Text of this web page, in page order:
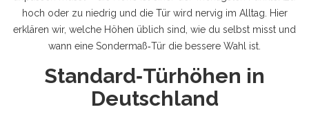
hoch oder zu niedrig und die Tür wird nervig im Alltag. Hier
erklären wir, welche Höhen üblich sind, wie du selbst misst und
wann eine Sondermaß‑Tür die bessere Wahl ist.
Standard‑Türhöhen in
Deutschland